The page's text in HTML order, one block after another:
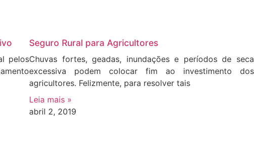
pelos
Seguro Rural para Agricultores
Chuvas fortes, geadas, inundações e períodos de seca
excessiva podem colocar fim ao investimento dos
agricultores. Felizmente, para resolver tais
Leia mais »
abril 2, 2019